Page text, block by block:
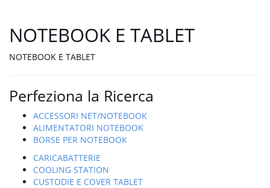
NOTEBOOK E TABLET
NOTEBOOK E TABLET
Perfeziona la Ricerca
ACCESSORI NET/NOTEBOOK
ALIMENTATORI NOTEBOOK
BORSE PER NOTEBOOK
CARICABATTERIE
COOLING STATION
CUSTODIE E COVER TABLET